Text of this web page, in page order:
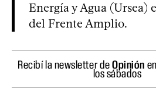
Energía y Agua (Ursea)
del Frente Amplio.
Recibí la newsletter deOpinión
los sábados